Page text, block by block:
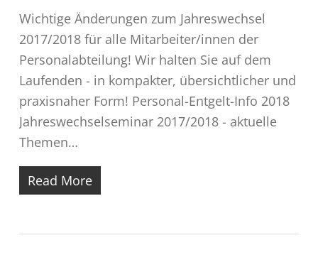
Wichtige Änderungen zum Jahreswechsel
2017/2018 für alle Mitarbeiter/innen der
Personalabteilung! Wir halten Sie auf dem
Laufenden - in kompakter, übersichtlicher und
praxisnaher Form! Personal-Entgelt-Info 2018
Jahreswechselseminar 2017/2018 - aktuelle
Themen…
Read More